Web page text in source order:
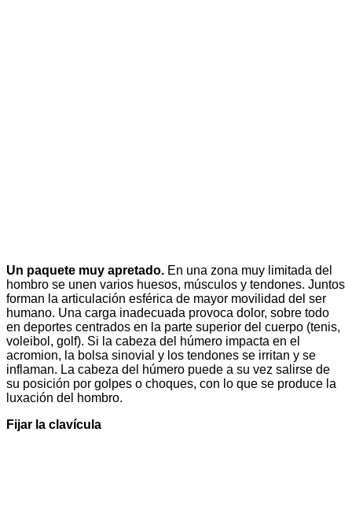
Un paquete muy apretado. En una zona muy limitada del
hombro se unen varios huesos, músculos y tendones. Juntos
forman la articulación esférica de mayor movilidad del ser
humano. Una carga inadecuada provoca dolor, sobre todo
en deportes centrados en la parte superior del cuerpo (tenis,
voleibol, golf). Si la cabeza del húmero impacta en el
acromion, la bolsa sinovial y los tendones se irritan y se
inflaman. La cabeza del húmero puede a su vez salirse de
su posición por golpes o choques, con lo que se produce la
luxación del hombro.
Fijar la clavícula